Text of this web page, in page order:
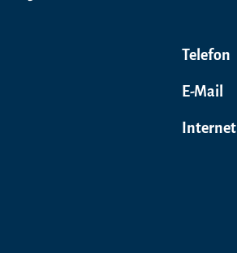
Telefon
E-Mail
Internet